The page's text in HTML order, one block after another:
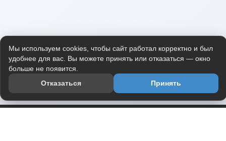
Мы используем cookies, чтобы сайт работал корректно и был
удобнее для вас. Вы можете принять или отказаться — окно
больше не появится.
Отказаться
Принять